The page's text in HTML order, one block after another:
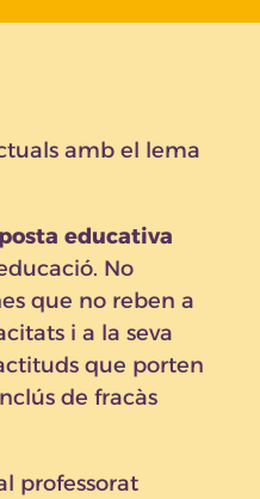
amb el lema
educativa
No
que no reben a
i a la seva
que porten
de fracàs
professorat